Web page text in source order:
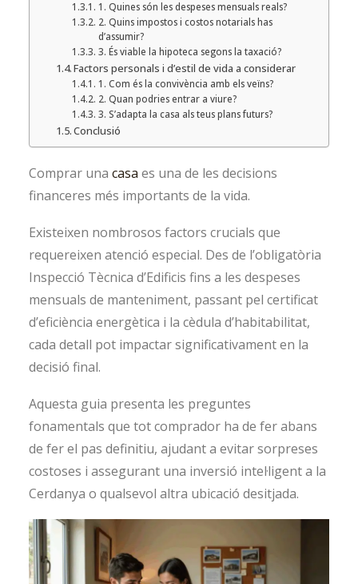
1. Quines són les despeses mensuals reals?
2. Quins impostos i costos notarials has
d’assumir?
3. És viable la hipoteca segons la taxació?
Factors personals i d’estil de vida a considerar
1. Com és la convivència amb els veïns?
2. Quan podries entrar a viure?
3. S’adapta la casa als teus plans futurs?
Conclusió
Comprar una casa es una de les decisions
financeres més importants de la vida.
Existeixen nombrosos factors crucials que
requereixen atenció especial. Des de l’obligatòria
Inspecció Tècnica d’Edificis fins a les despeses
mensuals de manteniment, passant pel certificat
d’eficiència energètica i la cèdula d’habitabilitat,
cada detall pot impactar significativament en la
decisió final.
Aquesta guia presenta les preguntes
fonamentals que tot comprador ha de fer abans
de fer el pas definitiu, ajudant a evitar sorpreses
costoses i assegurant una inversió intel·ligent a la
Cerdanya o qualsevol altra ubicació desitjada.